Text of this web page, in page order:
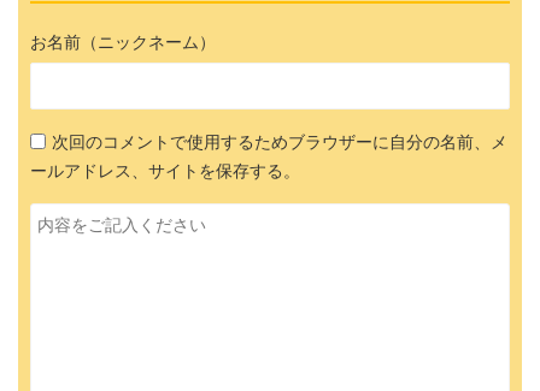
お名前（ニックネーム）
次回のコメントで使用するためブラウザーに自分の名前、メ
ールアドレス、サイトを保存する。